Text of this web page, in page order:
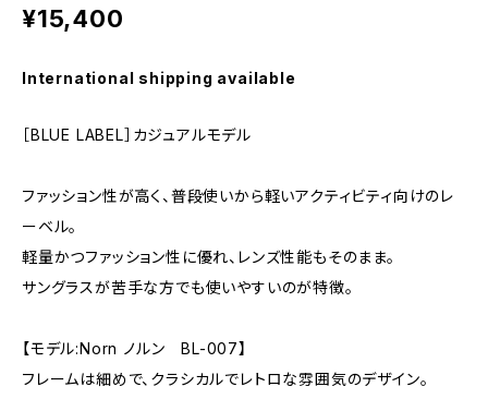
¥15,400
International shipping available
［BLUE LABEL］カジュアルモデル
ファッション性が高く、普段使いから軽いアクティビティ向けのレ
ーベル。
軽量かつファッション性に優れ、レンズ性能もそのまま。
サングラスが苦手な方でも使いやすいのが特徴。
【モデル:Norn ノルン BL-007】
フレームは細めで、クラシカルでレトロな雰囲気のデザイン。